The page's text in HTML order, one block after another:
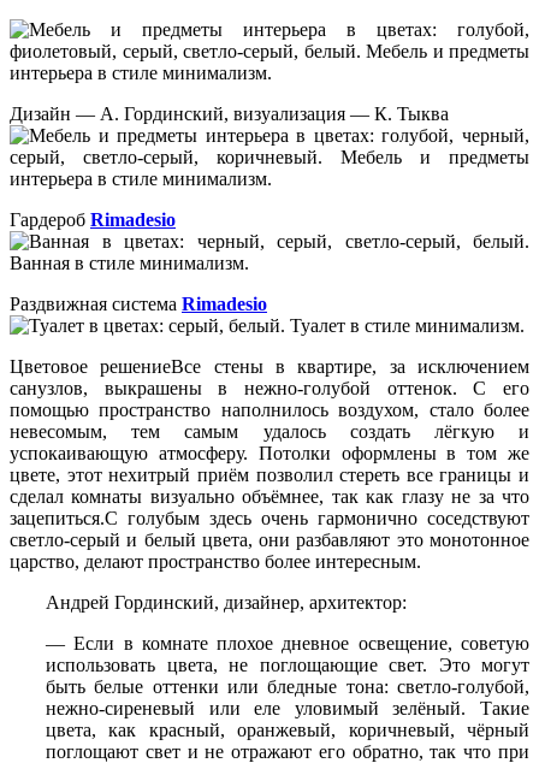
Дизайн — А. Гординский, визуализация — К. Тыква
Гардероб Rimadesio
Раздвижная система Rimadesio
Цветовое решениеВсе стены в квартире, за исключением
санузлов, выкрашены в нежно-голубой оттенок. С его
помощью пространство наполнилось воздухом, стало более
невесомым, тем самым удалось создать лёгкую и
успокаивающую атмосферу. Потолки оформлены в том же
цвете, этот нехитрый приём позволил стереть все границы и
сделал комнаты визуально объёмнее, так как глазу не за что
зацепиться.С голубым здесь очень гармонично соседствуют
светло-серый и белый цвета, они разбавляют это монотонное
царство, делают пространство более интересным.
Андрей Гординский, дизайнер, архитектор:
— Если в комнате плохое дневное освещение, советую
использовать цвета, не поглощающие свет. Это могут
быть белые оттенки или бледные тона: светло-голубой,
нежно-сиреневый или еле уловимый зелёный. Такие
цвета, как красный, оранжевый, коричневый, чёрный
поглощают свет и не отражают его обратно, так что при